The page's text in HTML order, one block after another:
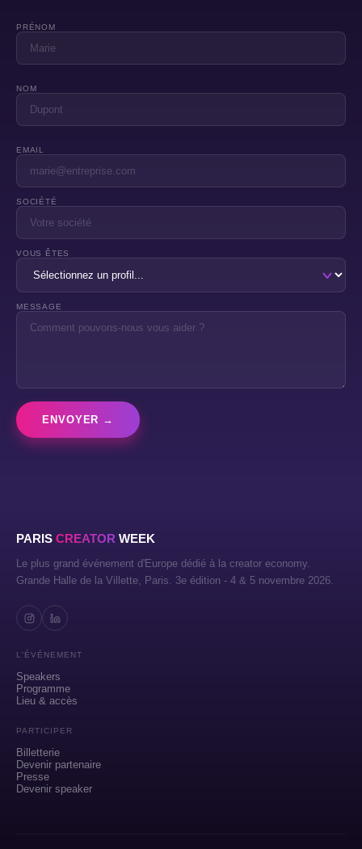
PRÉNOM
NOM
EMAIL
SOCIÉTÉ
VOUS ÊTES
MESSAGE
ENVOYER →
PARIS CREATOR WEEK
Le plus grand événement d'Europe dédié à la creator economy.
Grande Halle de la Villette, Paris. 3e édition - 4 & 5 novembre 2026.
L'ÉVÉNEMENT
Speakers
Programme
Lieu & accès
PARTICIPER
Billetterie
Devenir partenaire
Presse
Devenir speaker